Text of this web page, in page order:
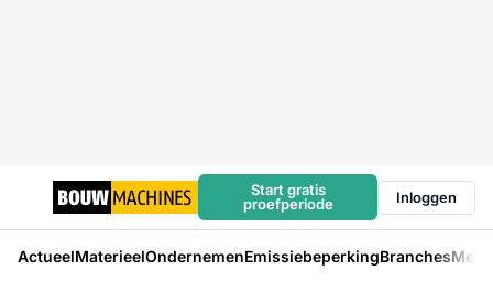
Start gratis
proefperiode
Inloggen
ActueelMaterieelOndernemenEmissiebeperkingBranches